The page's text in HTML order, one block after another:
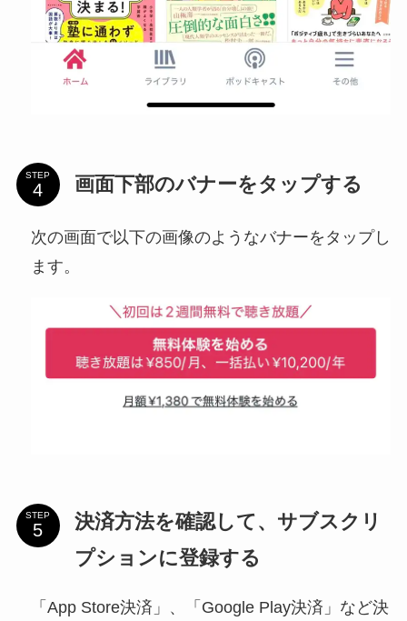
STEP 画面下部のバナーをタップする
次の画面で以下の画像のようなバナーをタップし
ます。
STEP
決済方法を確認して、サブスクリ
プションに登録する
「App Store決済」、「Google Play決済」など決